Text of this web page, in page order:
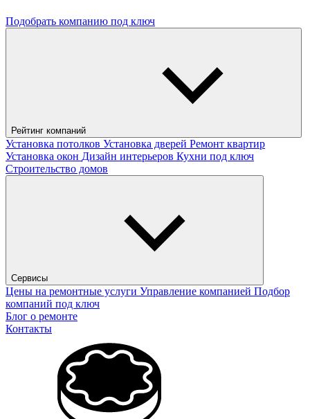
Подобрать компанию под ключ
Рейтинг компаний
Установка потолков Установка дверей Ремонт квартир
Установка окон Дизайн интерьеров Кухни под ключ
Строительство домов
Сервисы
Цены на ремонтные услуги Управление компанией Подбор
компаний под ключ
Блог о ремонте
Контакты